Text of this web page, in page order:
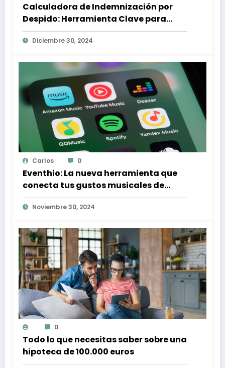
Calculadora de Indemnización por
Despido: Herramienta Clave para
Proteger tus Derechos Laborales
Diciembre 30, 2024
Carlos 0
Eventhio: La nueva herramienta que
conecta tus gustos musicales de
Spotify con conciertos en tu zona
Noviembre 30, 2024
0
Todo lo que necesitas saber sobre una
hipoteca de 100.000 euros